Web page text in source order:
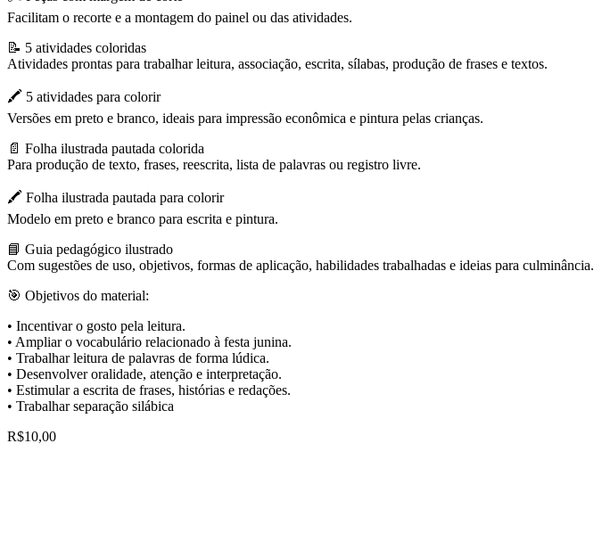
Facilitam o recorte e a montagem do painel ou das atividades.
📝 5 atividades coloridas
Atividades prontas para trabalhar leitura, associação, escrita, sílabas, produção de frases e textos.
🖍️ 5 atividades para colorir
Versões em preto e branco, ideais para impressão econômica e pintura pelas crianças.
📄 Folha ilustrada pautada colorida
Para produção de texto, frases, reescrita, lista de palavras ou registro livre.
🖍️ Folha ilustrada pautada para colorir
Modelo em preto e branco para escrita e pintura.
📘 Guia pedagógico ilustrado
Com sugestões de uso, objetivos, formas de aplicação, habilidades trabalhadas e ideias para culminância.
🎯 Objetivos do material:
• Incentivar o gosto pela leitura.
• Ampliar o vocabulário relacionado à festa junina.
• Trabalhar leitura de palavras de forma lúdica.
• Desenvolver oralidade, atenção e interpretação.
• Estimular a escrita de frases, histórias e redações.
• Trabalhar separação silábica
R$10,00